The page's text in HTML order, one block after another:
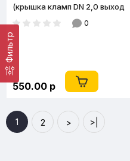
Фильтр
(крышка кламп DN 2,0 выход
под тэн кламп 2), 50 л
0
550.00 р
1 2 > >|